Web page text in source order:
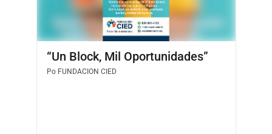
“Un Block, Mil Oportunidades”
PoFUNDACION CIED